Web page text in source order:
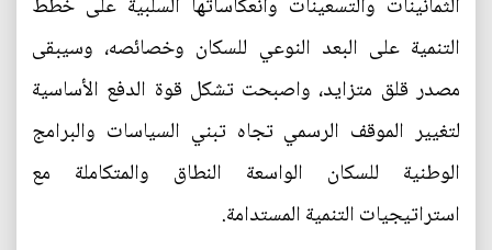
التنمية على البعد النوعي للسكان وخصائصه، وسيبقى
مصدر قلق متزايد، واصبحت تشكل قوة الدفع الأساسية
لتغيير الموقف الرسمي تجاه تبني السياسات والبرامج
الوطنية للسكان الواسعة النطاق والمتكاملة مع
استراتيجيات التنمية المستدامة.